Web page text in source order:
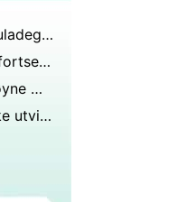
Hvordan å Slow Down makuladegenerasjon
Hva betyr det når øyet ditt fortsetter å rykke?
Hva kan du gjøre for tørre øyne med kontaktlinser
Hva vil føre til at øynene ikke utvides?